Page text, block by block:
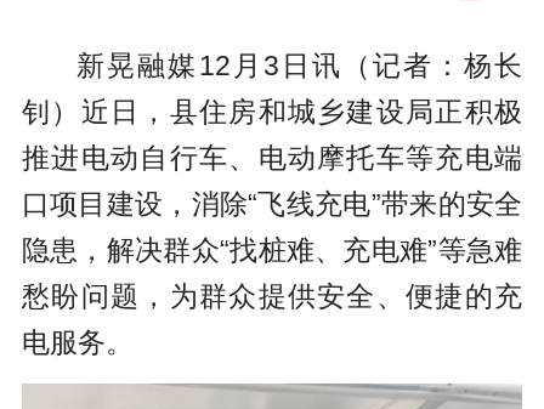
新晃融媒12月3日讯（记者：杨长
钊）近日，县住房和城乡建设局正积极
推进电动自行车、电动摩托车等充电端
口项目建设，消除“飞线充电”带来的安全
隐患，解决群众“找桩难、充电难”等急难
愁盼问题，为群众提供安全、便捷的充
电服务。